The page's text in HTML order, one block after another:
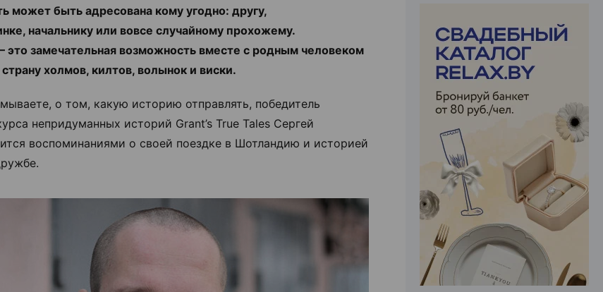
может быть адресована кому угодно: другу,
начальнику или вовсе случайному прохожему.
это замечательная возможность вместе с родным человеком
холмов, килтов, волынок и виски.
о том, какую историю отправлять, победитель
непридуманных историй Grant’s True Tales Сергей
воспоминаниями о своей поездке в Шотландию и историей
ЭФФЕКТИВНАЯ РЕКЛАМА НА САЙТЕ